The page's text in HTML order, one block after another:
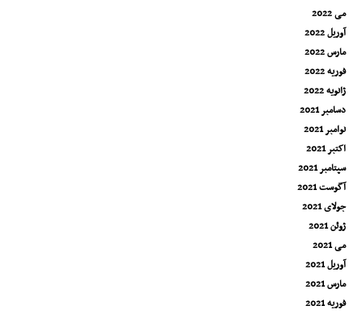
می 2022
آوریل 2022
مارس 2022
فوریه 2022
ژانویه 2022
دسامبر 2021
نوامبر 2021
اکتبر 2021
سپتامبر 2021
آگوست 2021
جولای 2021
ژوئن 2021
می 2021
آوریل 2021
مارس 2021
فوریه 2021